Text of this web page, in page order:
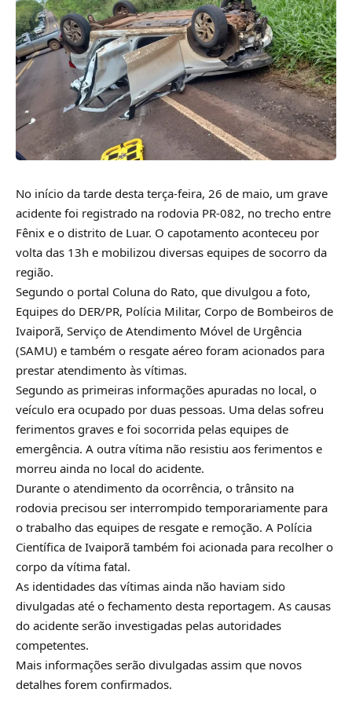
No início da tarde desta terça-feira, 26 de maio, um grave
acidente foi registrado na rodovia PR-082, no trecho entre
Fênix e o distrito de Luar. O capotamento aconteceu por
volta das 13h e mobilizou diversas equipes de socorro da
região.
Segundo o portal Coluna do Rato, que divulgou a foto,
Equipes do DER/PR, Polícia Militar, Corpo de Bombeiros de
Ivaiporã, Serviço de Atendimento Móvel de Urgência
(SAMU) e também o resgate aéreo foram acionados para
prestar atendimento às vítimas.
Segundo as primeiras informações apuradas no local, o
veículo era ocupado por duas pessoas. Uma delas sofreu
ferimentos graves e foi socorrida pelas equipes de
emergência. A outra vítima não resistiu aos ferimentos e
morreu ainda no local do acidente.
Durante o atendimento da ocorrência, o trânsito na
rodovia precisou ser interrompido temporariamente para
o trabalho das equipes de resgate e remoção. A Polícia
Científica de Ivaiporã também foi acionada para recolher o
corpo da vítima fatal.
As identidades das vítimas ainda não haviam sido
divulgadas até o fechamento desta reportagem. As causas
do acidente serão investigadas pelas autoridades
competentes.
Mais informações serão divulgadas assim que novos
detalhes forem confirmados.